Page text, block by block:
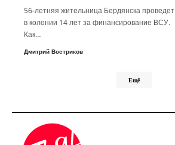
56-летняя жительница Бердянска проведет
в колонии 14 лет за финансирование ВСУ.
Как…
Дмитрий Востриков
Ещё